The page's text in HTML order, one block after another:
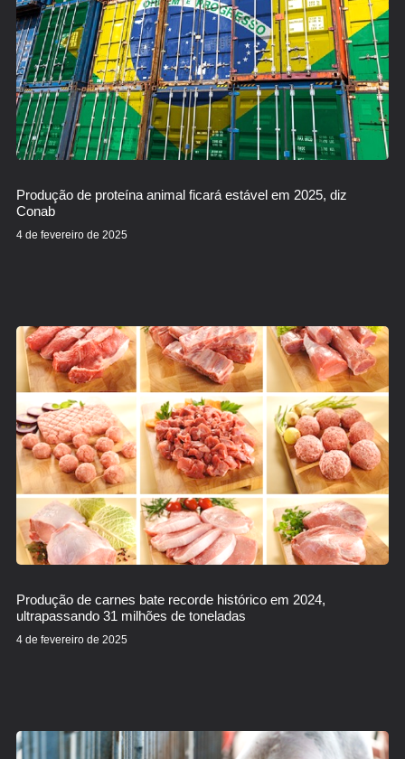
Produção de proteína animal ficará estável em 2025, diz
Conab
4 de fevereiro de 2025
Produção de carnes bate recorde histórico em 2024,
ultrapassando 31 milhões de toneladas
4 de fevereiro de 2025